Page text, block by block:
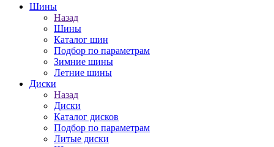
Шины
Назад
Шины
Каталог шин
Подбор по параметрам
Зимние шины
Летние шины
Диски
Назад
Диски
Каталог дисков
Подбор по параметрам
Литые диски